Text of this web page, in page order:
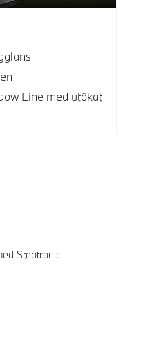
Line med utökat
Steptronic